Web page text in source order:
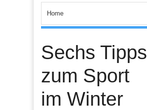
Sechs Tipps
zum Sport
im Winter